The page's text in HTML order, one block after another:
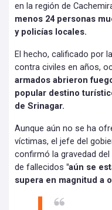
en la región de
menos 24 personas
y policías locales.
El hecho, calificado por
contra civiles en años,
armados abrieron
popular destino
de Srinagar.
Aunque aún no se ha
víctimas, el jefe del
confirmó la gravedad
de fallecidos "aún se
supera en magnitud a